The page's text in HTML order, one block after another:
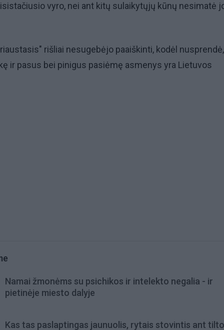
vyro, nei ant kitų sulaikytųjų kūnų nesimatė
rišliai nesugebėjo paaiškinti, kodėl
ir pasus bei pinigus pasiėmę asmenys yra Lietuvos
Namai žmonėms su psichikos ir intelekto negalia - ir
pietinėje miesto dalyje
Kas tas paslaptingas jaunuolis, rytais stovintis ant